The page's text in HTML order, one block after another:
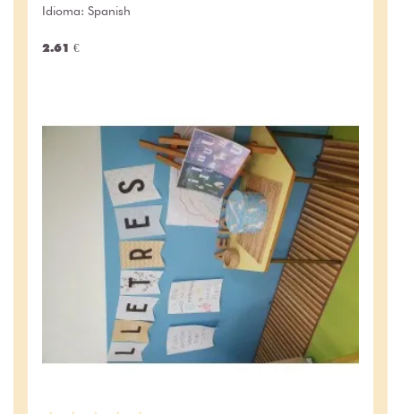
Idioma: Spanish
2.61 €